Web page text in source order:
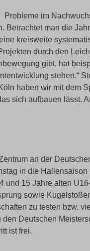
Probleme im
Betrachtet man die
kreisweite
durch den
gibt, hat
stehen.“
haben wir mit dem
sich aufbauen lässt.
an der
in die
und 15 Jahre alten
sowie
zu testen bzw.
Deutschen
ist frei.